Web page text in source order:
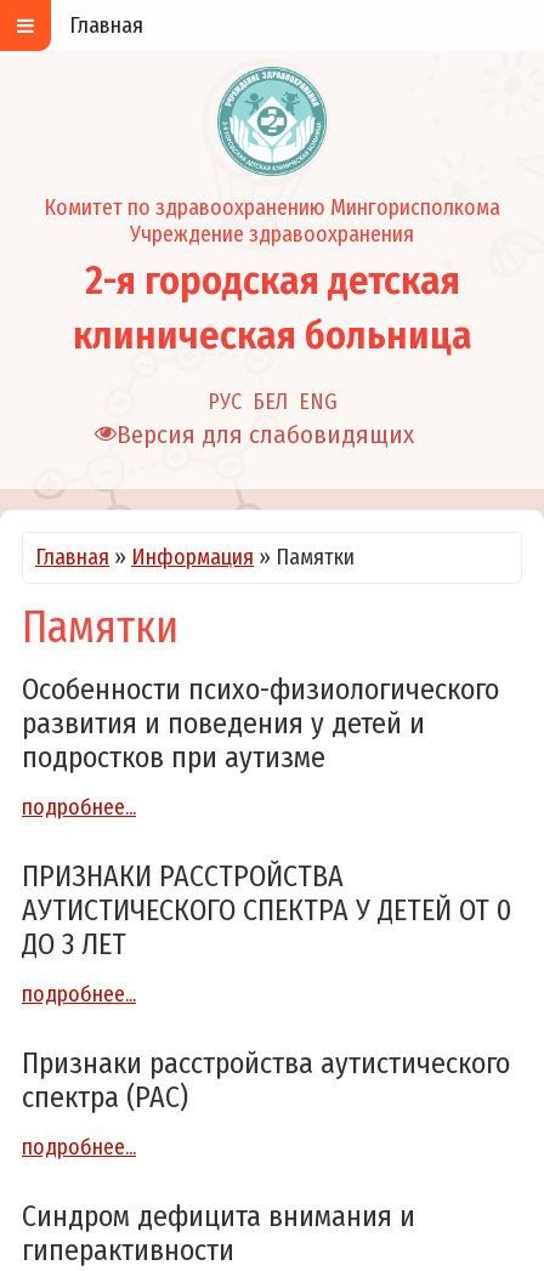
Комитет по здравоохранению Мингорисполкома
Учреждение здравоохранения
2-я городская детская
клиническая больница
РУС БЕЛ ENG
Версия для слабовидящих
Главная
Главная » Информация » Памятки
Памятки
Особенности психо-физиологического
развития и поведения у детей и
подростков при аутизме
подробнее...
ПРИЗНАКИ РАССТРОЙСТВА
АУТИСТИЧЕСКОГО СПЕКТРА У ДЕТЕЙ ОТ 0
ДО 3 ЛЕТ
подробнее...
Признаки расстройства аутистического
спектра (РАС)
подробнее...
Синдром дефицита внимания и
гиперактивности